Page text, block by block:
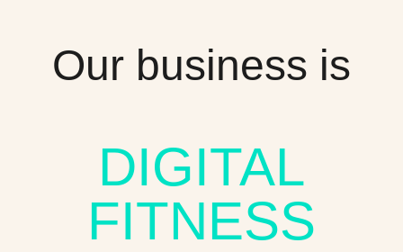
Our business is
DIGITAL
FITNESS